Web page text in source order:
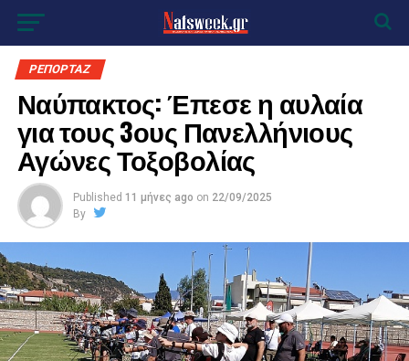
ΡΕΠΟΡΤΑΖ
Ναύπακτος: Έπεσε η αυλαία
για τους 3ους Πανελλήνιους
Αγώνες Τοξοβολίας
Published 11 μήνες ago on 22/09/2025
By